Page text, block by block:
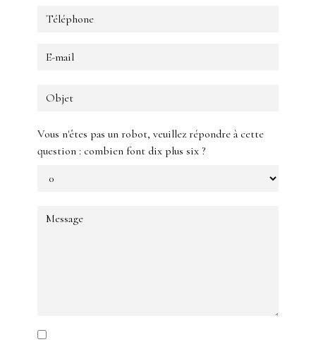
Vous n'êtes pas un robot, veuillez répondre à cette
question : combien font dix plus six ?